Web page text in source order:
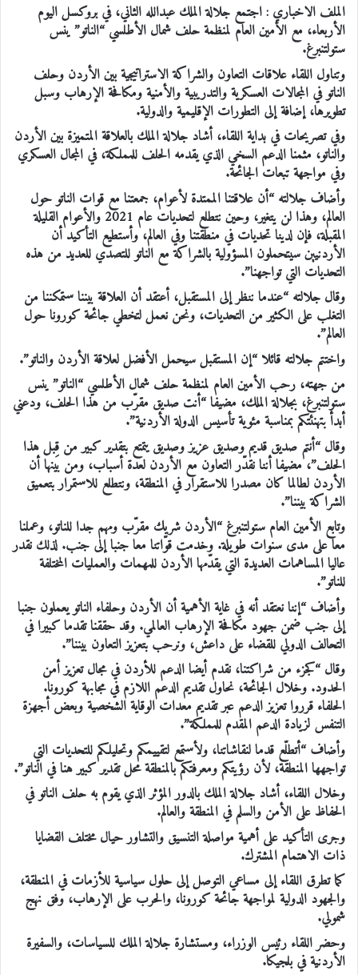
الملف الاخباري : اجتمع جلالة الملك عبدالله الثاني، في بروكسل اليوم
الأربعاء، مع الأمين العام لمنظمة حلف شمال الأطلسي “الناتو” ينس
ستولتنبرغ.
وتناول اللقاء علاقات التعاون والشراكة الاستراتيجية بين الأردن وحلف
الناتو في المجالات العسكرية والتدريبية والأمنية ومكافحة الإرهاب وسبل
تطويرها، إضافة إلى التطورات الإقليمية والدولية.
وفي تصريحات في بداية اللقاء، أشاد جلالة الملك بالعلاقة المتميزة بين الأردن
والناتو، مثمنا الدعم السخي الذي يقدمه الحلف للمملكة، في المجال العسكري
وفي مواجهة تبعات الجائحة.
وأضاف جلالته “أن علاقتنا الممتدة لأعوام، جمعتنا مع قوات الناتو حول
العالم، وهذا لن يتغير، وحين نتطلع لتحديات عام 2021 والأعوام القليلة
المقبلة، فإن لدينا تحديات في منطقتنا وفي العالم، وأستطيع التأكيد أن
الأردنيين سيتحملون المسؤولية بالشراكة مع الناتو للتصدي للعديد من هذه
التحديات التي تواجهنا”.
وقال جلالته “عندما ننظر إلى المستقبل، أعتقد أن العلاقة بيننا ستمكننا من
التغلب على الكثير من التحديات، ونحن نعمل لتخطي جائحة كورونا حول
العالم”.
واختتم جلالته قائلا “إن المستقبل سيحمل الأفضل لعلاقة الأردن والناتو”.
من جهته، رحب الأمين العام لمنظمة حلف شمال الأطلسي “الناتو” ينس
ستولتنبرغ، بجلالة الملك، مضيفا “أنت صديق مقرّب من هذا الحلف، ودعني
أبدأ بتهنئتكم بمناسبة مئوية تأسيس الدولة الأردنية”.
وقال “أنتم صديق قديم وصديق عزيز وصديق يتمتع بتقدير كبير من قِبل هذا
الحلف”، مضيفا أننا نقدّر التعاون مع الأردن لعدة أسباب، ومن بينها أن
الأردن لطالما كان مصدرا للاستقرار في المنطقة، ونتطلع للاستمرار بتعميق
الشراكة بيننا”.
وتابع الأمين العام ستولتنبرغ “الأردن شريك مقرّب ومهم جدا للناتو، وعملنا
معا على مدى سنوات طويلة. وخدمت قوّاتنا معا جنبا إلى جنب. لذلك نقدر
عاليا المساهمات العديدة التي يقدّمها الأردن للمهمات والعمليات المختلفة
للناتو”.
وأضاف “إننا نعتقد أنه في غاية الأهمية أن الأردن وحلفاء الناتو يعملون جنبا
إلى جنب ضمن جهود مكافحة الإرهاب العالمي. وقد حققنا تقدما كبيرا في
التحالف الدولي للقضاء على داعش، ونرحب بتعزيز التعاون بيننا”.
وقال “كجزء من شراكتنا، نقدم أيضا الدعم للأردن في مجال تعزيز أمن
الحدود. وخلال الجائحة، نحاول تقديم الدعم اللازم في مجابهة كورونا.
الحلفاء قرروا تعزيز الدعم عبر تقديم معدات الوقاية الشخصية وبعض أجهزة
التنفس لزيادة الدعم المقدم للمملكة”.
وأضاف “أتطلّع قدما لنقاشاتنا، ولأستمع لتقييمكم وتحليلكم للتحديات التي
تواجهها المنطقة، لأن رؤيتكم ومعرفتكم بالمنطقة محل تقدير كبير هنا في الناتو”.
وخلال اللقاء، أشاد جلالة الملك بالدور المؤثر الذي يقوم به حلف الناتو في
الحفاظ على الأمن والسلم في المنطقة والعالم.
وجرى التأكيد على أهمية مواصلة التنسيق والتشاور حيال مختلف القضايا
ذات الاهتمام المشترك.
كما تطرق اللقاء إلى مساعي التوصل إلى حلول سياسية للأزمات في المنطقة،
والجهود الدولية لمواجهة جائحة كورونا، والحرب على الإرهاب، وفق نهج
شمولي.
وحضر اللقاء رئيس الوزراء، ومستشارة جلالة الملك للسياسات، والسفيرة
الأردنية في بلجيكا.